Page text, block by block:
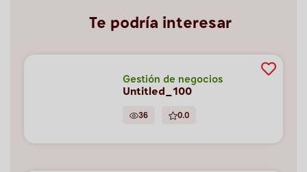
Te podría interesar
Gestión de negocios
Untitled_100
36 0.0